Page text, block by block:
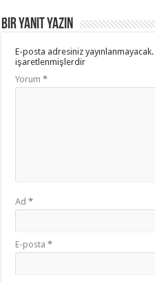
Bir yanıt yazın
E-posta adresiniz yayınlanmayacak.
işaretlenmişlerdir
Yorum*
Ad*
E-posta*